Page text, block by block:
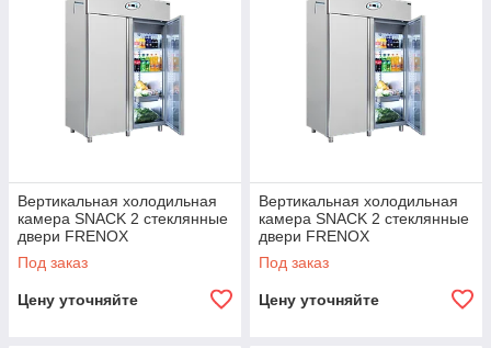
Вертикальная холодильная
камера SNACK 2 стеклянные
двери FRENOX
Под заказ
Цену уточняйте
Вертикальная холодильная
камера SNACK 2 стеклянные
двери FRENOX
Под заказ
Цену уточняйте